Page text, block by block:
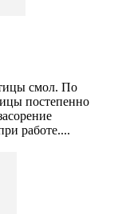
смол. По
постепенно
работе....